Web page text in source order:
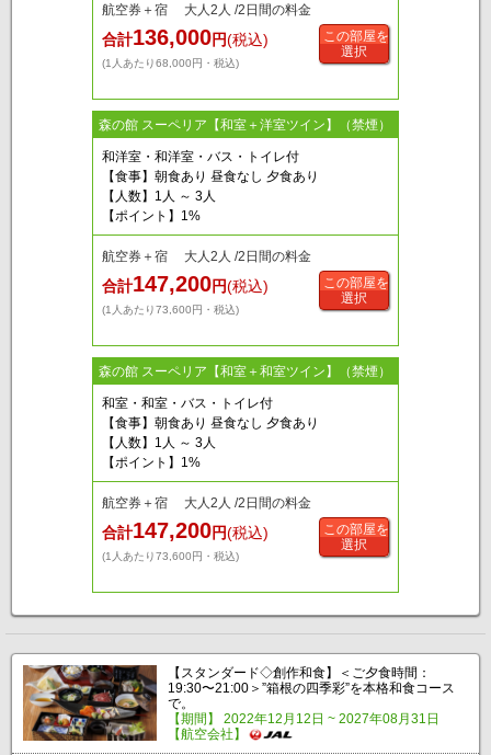
航空券＋宿 大人2人 /2日間の料金
合計136,000円(税込)
(1人あたり68,000円・税込)
この部屋を
選択
森の館 スーペリア【和室＋洋室ツイン】（禁煙）
和洋室・和洋室・バス・トイレ付
【食事】朝食あり 昼食なし 夕食あり
【人数】1人 ～ 3人
【ポイント】1%
航空券＋宿 大人2人 /2日間の料金
合計147,200円(税込)
(1人あたり73,600円・税込)
この部屋を
選択
森の館 スーペリア【和室＋和室ツイン】（禁煙）
和室・和室・バス・トイレ付
【食事】朝食あり 昼食なし 夕食あり
【人数】1人 ～ 3人
【ポイント】1%
航空券＋宿 大人2人 /2日間の料金
合計147,200円(税込)
(1人あたり73,600円・税込)
この部屋を
選択
【スタンダード◇創作和食】＜ご夕食時間：
19:30〜21:00＞”箱根の四季彩”を本格和食コース
で。
【期間】 2022年12月12日 ~ 2027年08月31日
【航空会社】